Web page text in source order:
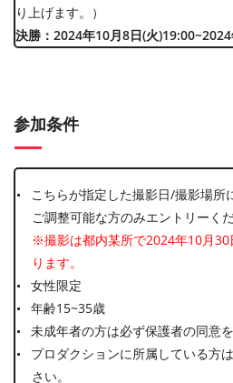
り上げます。）
決勝：2024年10月8日(火
参加条件
こちらが指定した撮影日/撮影場所
ご調整可能な方のみエントリーくだ
※撮影は都内某所で2024年10月30
ります。
女性限定
年齢15~35歳
未成年者の方は必ず保護者の同意
プロダクションに所属している方
さい。